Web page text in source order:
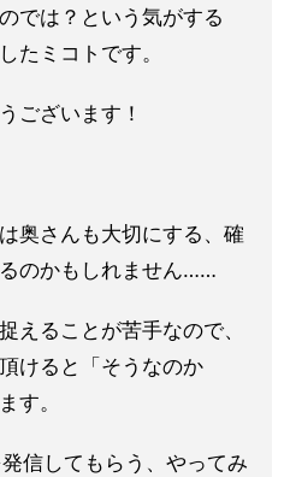
では？という気がする
たミコトです。
ございます！
奥さんも大切にする、確
のかもしれません……
えることが苦手なので、
けると「そうなのか
す。
信してもらう、やってみ